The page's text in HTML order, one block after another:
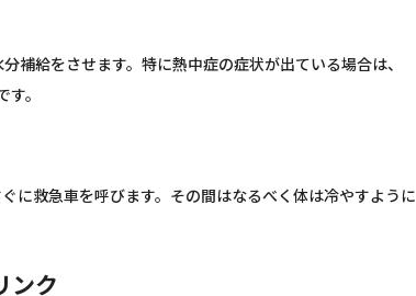
補給をさせます。特に熱中症の症状が出ている場合は、
。
に救急車を呼びます。その間はなるべく体は冷やすように
ンク